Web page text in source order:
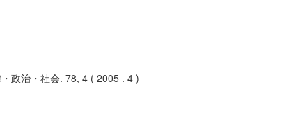
政治・社会. 78, 4 ( 2005 . 4 )